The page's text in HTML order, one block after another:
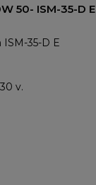
Placa de Induccion DOBLE 3500W 50- ISM-35-D E
35-D E
v.